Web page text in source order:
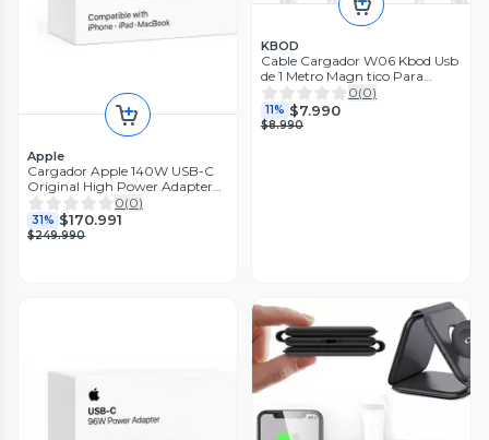
Apple
Cargador Apple 140W USB-C
Original High Power Adapter
White
0(0)
31% $170.991
$249.990
KBOD
Cable Cargador W06 Kbod Usb
de 1 Metro Magn tico Para
Apple Watch 0(0)
11% $7.990
$8.990